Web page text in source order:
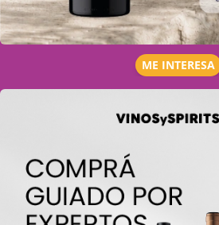
ME INTERESA